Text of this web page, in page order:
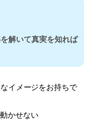
解いて真実を知れば
イメージをお持ちで
かせない